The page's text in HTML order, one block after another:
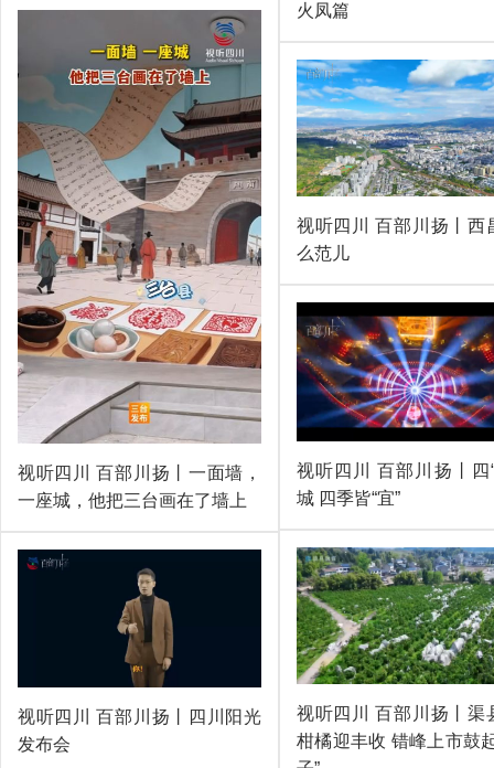
视听四川 百部川扬丨一面墙，
一座城，他把三台画在了墙上
视听四川 百部川扬丨四川阳光
发布会
火凤篇
视听四川 百部川扬丨西
么范儿
视听四川 百部川扬丨四
城 四季皆“宜”
视听四川 百部川扬丨渠
柑橘迎丰收 错峰上市鼓